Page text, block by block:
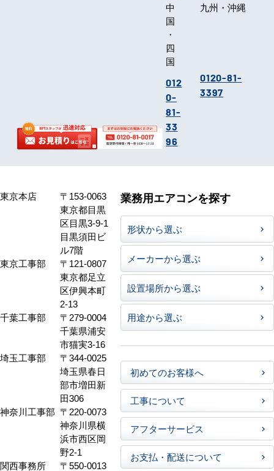
中
国
・
四
国
012
0-
81-
33
96
九州・沖縄
0120-81-
3397
東京本店
〒153-0063
東京都目黒
区目黒3-9-1
目黒須田ビ
ル7階
東京工事部
〒121-0807
東京都足立
区伊興本町
2-13
千葉工事部
〒279-0004
千葉県浦安
市猫実3-16
埼玉工事部
〒344-0025
埼玉県春日
部市増田新
田306
神奈川工事部 〒220-0073
神奈川県横
浜市西区岡
野2-1
関西事務所
〒550-0013
業務用エアコンを探す
形状から選ぶ
メーカーから選ぶ
設置場所から選ぶ
用途から選ぶ
初めてのお客様へ
工事について
アフターサービス
お支払・配送について